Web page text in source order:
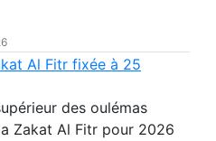
Al Fitr fixée à 25
des oulémas
Zakat Al Fitr pour 2026